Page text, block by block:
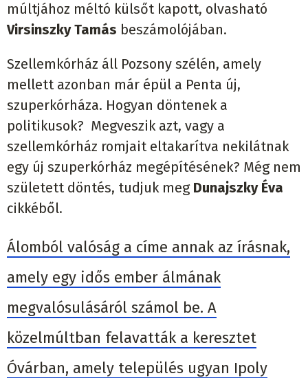
múltjához méltó külsőt kapott, olvasható
Virsinszky Tamás beszámolójában.
Szellemkórház áll Pozsony szélén, amely
mellett azonban már épül a Penta új,
szuperkórháza. Hogyan döntenek a
politikusok? Megveszik azt, vagy a
szellemkórház romjait eltakarítva nekilátnak
egy új szuperkórház megépítésének? Még nem
született döntés, tudjuk meg Dunajszky Éva
cikkéből.
Álomból valóság a címe annak az írásnak,
amely egy idős ember álmának
megvalósulásáról számol be. A
közelmúltban felavatták a keresztet
Óvárban, amely település ugyan Ipoly